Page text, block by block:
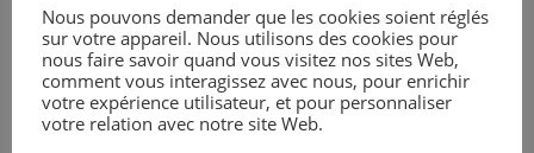
Nous pouvons demander que les cookies soient réglés
sur votre appareil. Nous utilisons des cookies pour
nous faire savoir quand vous visitez nos sites Web,
comment vous interagissez avec nous, pour enrichir
votre expérience utilisateur, et pour personnaliser
votre relation avec notre site Web.